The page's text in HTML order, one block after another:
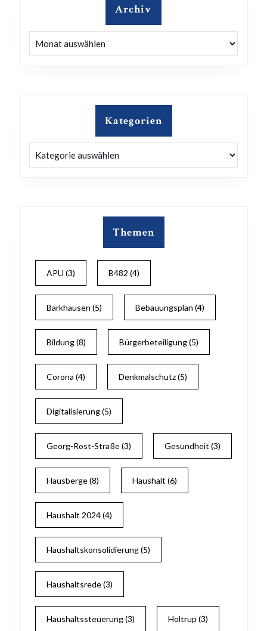
Archiv
Kategorien
Themen
APU (3) B482 (4)
Barkhausen (5) Bebauungsplan (4)
Bildung(8) Bürgerbeteiligung(5)
Corona (4) Denkmalschutz(5)
Digitalisierung(5)
Georg-Rost-Straße(3) Gesundheit (3)
Hausberge(8) Haushalt (6)
Haushalt 2024(4)
Haushaltskonsolidierung(5)
Haushaltsrede(3)
Haushaltssteuerung(3) Holtrup (3)